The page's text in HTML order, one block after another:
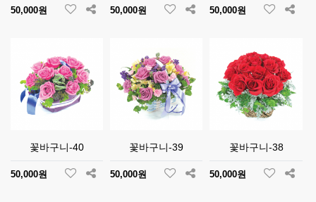
50,000원 50,000원 50,000원
꽃바구니-40
50,000원
꽃바구니-39
50,000원
꽃바구니-38
50,000원